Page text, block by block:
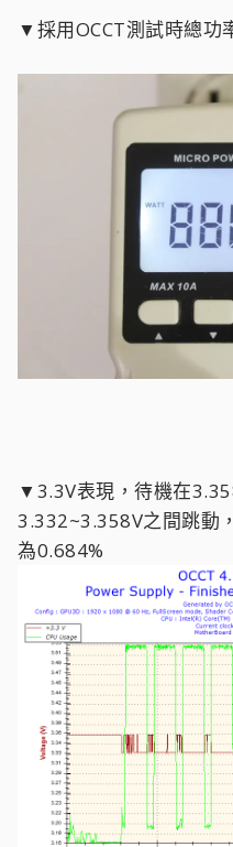
▼採用OCCT測試時總功
▼3.3V表現，待機在
3.332~3.358V之間跳動
為0.684%